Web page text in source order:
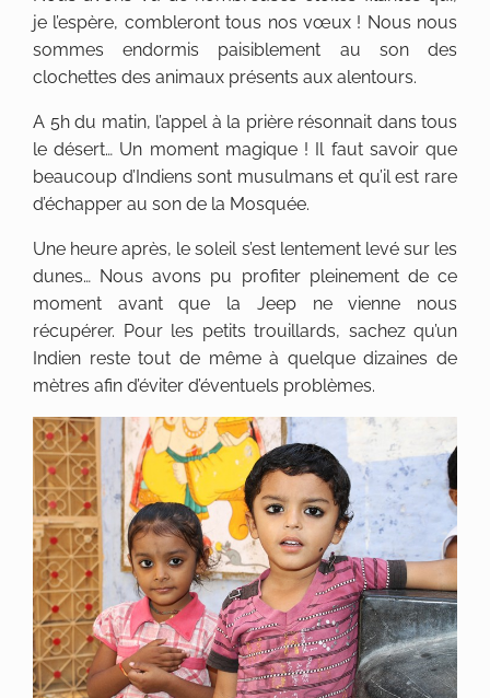
je l’espère, combleront tous nos vœux ! Nous nous
sommes endormis paisiblement au son des
clochettes des animaux présents aux alentours.
A 5h du matin, l’appel à la prière résonnait dans tous
le désert… Un moment magique ! Il faut savoir que
beaucoup d’Indiens sont musulmans et qu’il est rare
d’échapper au son de la Mosquée.
Une heure après, le soleil s’est lentement levé sur les
dunes… Nous avons pu profiter pleinement de ce
moment avant que la Jeep ne vienne nous
récupérer. Pour les petits trouillards, sachez qu’un
Indien reste tout de même à quelque dizaines de
mètres afin d’éviter d’éventuels problèmes.